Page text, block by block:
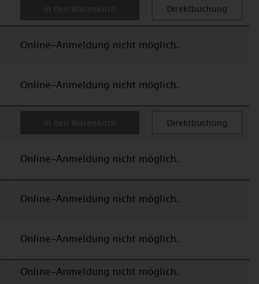
in den Warenkorb Direktbuchung
Online-Anmeldung nicht möglich.
Online-Anmeldung nicht möglich.
in den Warenkorb Direktbuchung
Online-Anmeldung nicht möglich.
Online-Anmeldung nicht möglich.
Online-Anmeldung nicht möglich.
Online-Anmeldung nicht möglich.